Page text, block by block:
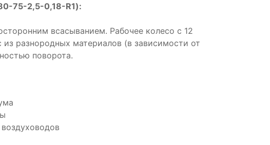
75-2,5-0,18-R1):
всасыванием. Рабочее колесо с 12
из разнородных материалов (в зависимости от
поворота.